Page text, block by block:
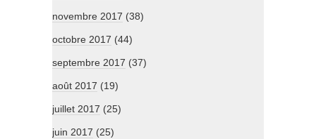
novembre 2017 (38)
octobre 2017 (44)
septembre 2017 (37)
août 2017 (19)
juillet 2017 (25)
juin 2017 (25)